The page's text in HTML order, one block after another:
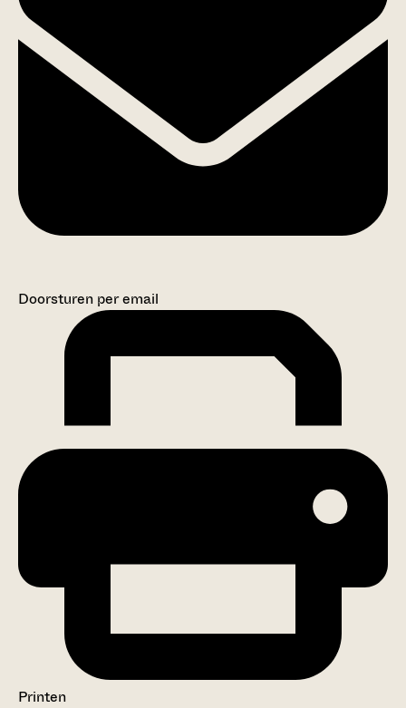
Doorsturen per email
Printen